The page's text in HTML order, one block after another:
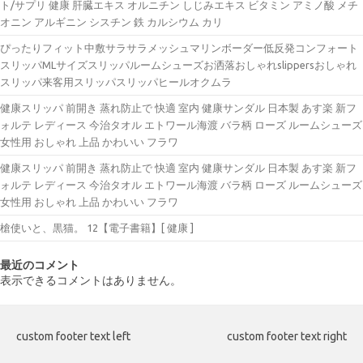
ト/サプリ 健康 肝臓エキス オルニチン しじみエキス ビタミン アミノ酸 メチ
オニン アルギニン シスチン 鉄 カルシウム カリ
ぴったりフィット中敷サラサラメッシュマリンボーダー低反発コンフォート
スリッパMLサイズスリッパルームシューズお洒落おしゃれslippersおしゃれ
スリッパ来客用スリッパスリッパヒールオクムラ
健康スリッパ 前開き 蒸れ防止で 快適 室内 健康サンダル 日本製 あす楽 新フ
ォルテ レディース 今治タオル エトワール海渡 バラ柄 ローズ ルームシューズ
女性用 おしゃれ 上品 かわいい フラワ
健康スリッパ 前開き 蒸れ防止で 快適 室内 健康サンダル 日本製 あす楽 新フ
ォルテ レディース 今治タオル エトワール海渡 バラ柄 ローズ ルームシューズ
女性用 おしゃれ 上品 かわいい フラワ
槍使いと、黒猫。 12【電子書籍】[ 健康 ]
最近のコメント
表示できるコメントはありません。
custom footer text left custom footer text right